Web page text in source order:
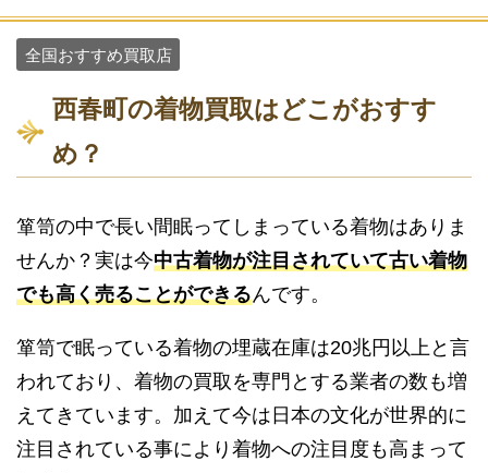
全国おすすめ買取店
西春町の着物買取はどこがおすす
め？
箪笥の中で長い間眠ってしまっている着物はありま
せんか？実は今中古着物が注目されていて古い着物
でも高く売ることができるんです。
箪笥で眠っている着物の埋蔵在庫は20兆円以上と言
われており、着物の買取を専門とする業者の数も増
えてきています。加えて今は日本の文化が世界的に
注目されている事により着物への注目度も高まって